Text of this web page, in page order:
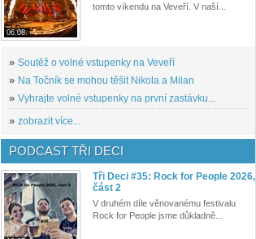
06.08.
tomto víkendu na Veveří. V naší...
» Soutěž o volné vstupenky na Veveří
» Na Točník se mohou těšit Nikola a Milan
» Vyhrajte volné vstupenky na první zastávku...
» zobrazit více...
PODCAST TŘI DECI
Tři Deci #35: Rock for People 2026,
část 2
V druhém díle věnovanému festivalu
Rock for People jsme důkladně...